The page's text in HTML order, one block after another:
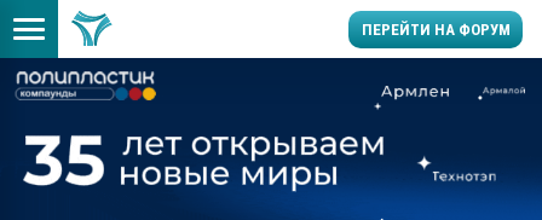
ПЕРЕЙТИ НА ФОРУМ
производство SPC